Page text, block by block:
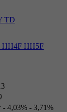
TD
HH5F
- 4,03% - 3,71%